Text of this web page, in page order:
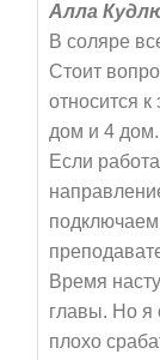
Алла
В соляре
Стоит
относится к
дом и 4 дом.
Если
Время
главы. Но я
плохо